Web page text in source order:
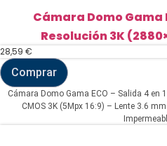
Cámara Domo Gama
Resolución 3K
28,59 €
Cámara
Domo
Gama
-
Comprar
Cámara Domo Gama ECO – Salida 4 en
CMOS 3K (5Mpx 16:9) – Lente 3.6